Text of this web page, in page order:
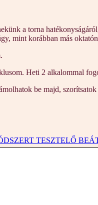
a torna
mint korábban más
Heti 2 alkalommal
be majd,
TESZTELŐ